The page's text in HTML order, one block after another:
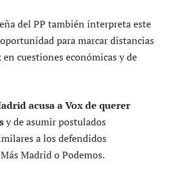
del PP también interpreta este
para marcar distancias
cuestiones económicas y de
acusa a Vox de querer
y de asumir postulados
a los defendidos
Madrid o Podemos.